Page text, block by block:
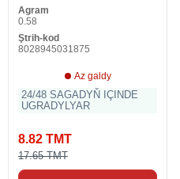
Agram
0.58
Ştrih-kod
8028945031875
Az galdy
24/48 SAGADYŇ IÇINDE
UGRADYLYAR
8.82 TMT
17.65 TMT